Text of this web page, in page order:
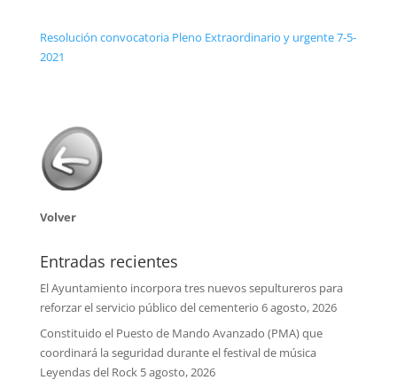
Resolución convocatoria Pleno Extraordinario y urgente 7-5-
2021
Volver
Entradas recientes
El Ayuntamiento incorpora tres nuevos sepultureros para
reforzar el servicio público del cementerio 6 agosto, 2026
Constituido el Puesto de Mando Avanzado (PMA) que
coordinará la seguridad durante el festival de música
Leyendas del Rock 5 agosto, 2026